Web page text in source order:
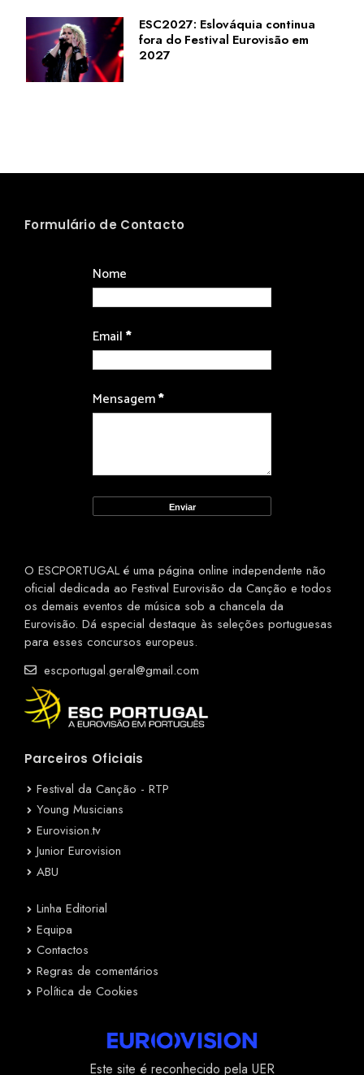
ESC2027: Eslováquia continua
fora do Festival Eurovisão em
2027
Formulário de Contacto
Nome
Email*
Mensagem*
O ESCPORTUGAL é uma página online independente não
oficial dedicada ao Festival Eurovisão da Canção e todos
os demais eventos de música sob a chancela da
Eurovisão. Dá especial destaque às seleções portuguesas
para esses concursos europeus.
escportugal.geral@gmail.com
Parceiros Oficiais
Festival da Canção - RTP
Young Musicians
Eurovision.tv
Junior Eurovision
ABU
Linha Editorial
Equipa
Contactos
Regras de comentários
Política de Cookies
Este site é reconhecido pela UER